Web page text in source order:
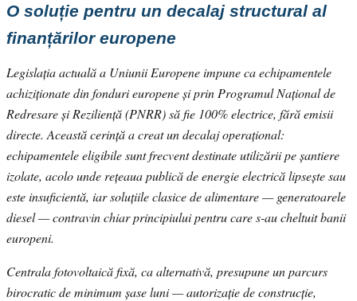
O soluție pentru un decalaj structural al
finanțărilor europene
Legislația actuală a Uniunii Europene impune ca echipamentele
achiziționate din fonduri europene și prin Programul Național de
Redresare și Reziliență (PNRR) să fie 100% electrice, fără emisii
directe. Această cerință a creat un decalaj operațional:
echipamentele eligibile sunt frecvent destinate utilizării pe șantiere
izolate, acolo unde rețeaua publică de energie electrică lipsește sau
este insuficientă, iar soluțiile clasice de alimentare — generatoarele
diesel — contravin chiar principiului pentru care s-au cheltuit banii
europeni.
Centrala fotovoltaică fixă, ca alternativă, presupune un parcurs
birocratic de minimum șase luni — autorizație de construcție,